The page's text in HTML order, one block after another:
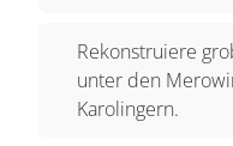
Rekonstruiere
unter den
Karolingern.